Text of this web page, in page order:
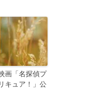
画「名探偵プ
リキュア！」公